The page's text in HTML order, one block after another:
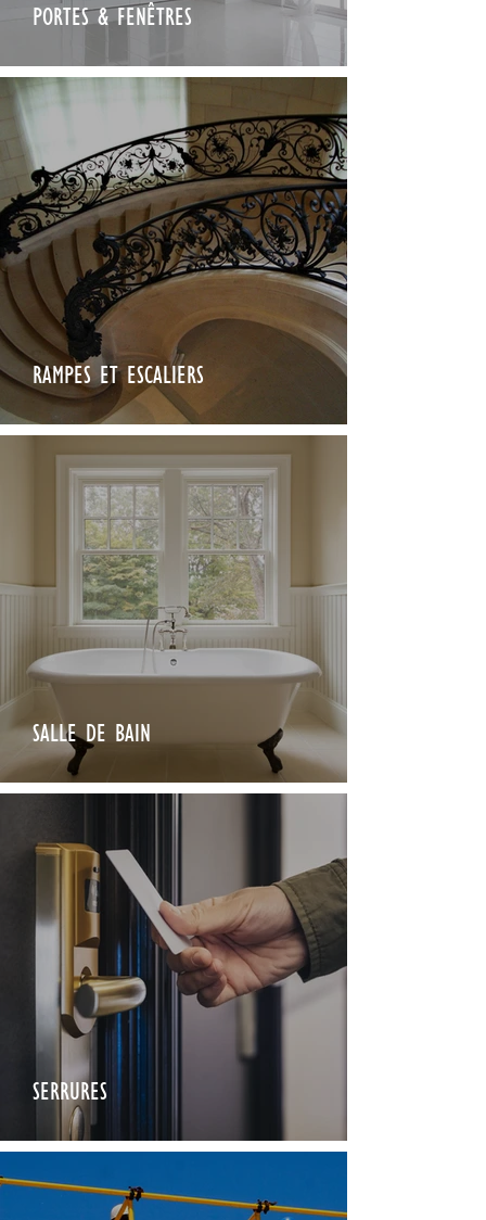
PORTES & FENÊTRES
RAMPES ET ESCALIERS
SALLE DE BAIN
SERRURES